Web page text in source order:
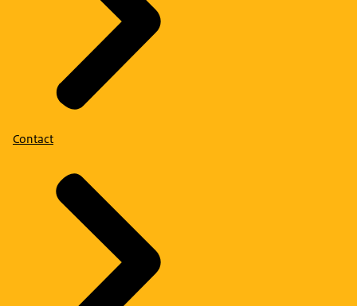
Voice-over: Zo ontvang je niet te veel of te weinig
Check het op toeslagen.nl of in de app.
Pas aan. En door.
Contact